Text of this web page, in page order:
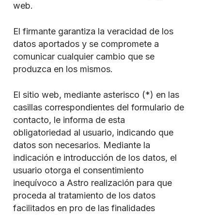
web.
El firmante garantiza la veracidad de los
datos aportados y se compromete a
comunicar cualquier cambio que se
produzca en los mismos.
El sitio web, mediante asterisco (*) en las
casillas correspondientes del formulario de
contacto, le informa de esta
obligatoriedad al usuario, indicando que
datos son necesarios. Mediante la
indicación e introducción de los datos, el
usuario otorga el consentimiento
inequívoco a Astro realización para que
proceda al tratamiento de los datos
facilitados en pro de las finalidades